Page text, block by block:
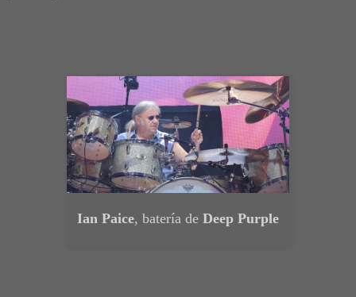
Ian Paice, batería de Deep Purple